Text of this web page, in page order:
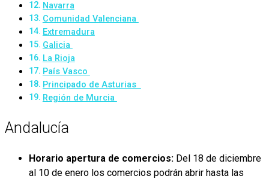
Navarra
Comunidad Valenciana
Extremadura
Galicia
La Rioja
País Vasco
Principado de Asturias
Región de Murcia
Andalucía
Horario apertura de comercios: Del 18 de diciembre
al 10 de enero los comercios podrán abrir hasta las